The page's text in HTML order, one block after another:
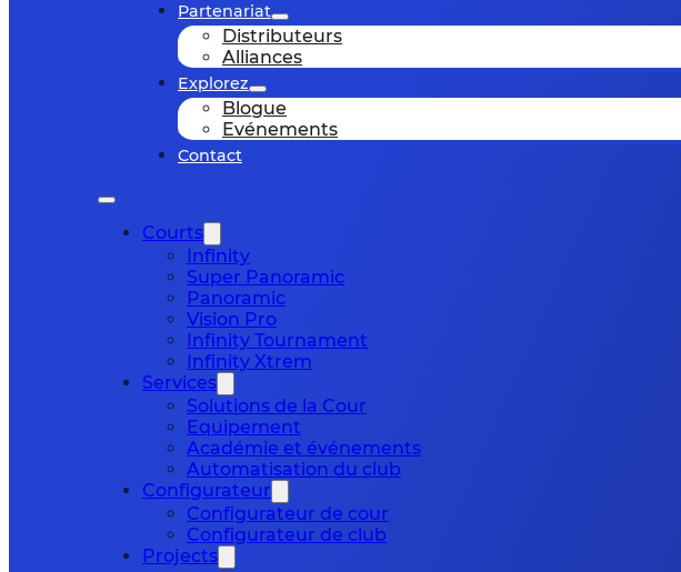
Partenariat
Distributeurs
Alliances
Explorez
Blogue
Evénements
Contact
Courts
Infinity
Super Panoramic
Panoramic
Vision Pro
Infinity Tournament
Infinity Xtrem
Services
Solutions de la Cour
Equipement
Académie et événements
Automatisation du club
Configurateur
Configurateur de cour
Configurateur de club
Projects